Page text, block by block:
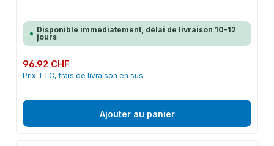
Disponible immédiatement, délai de livraison 10-12
jours
Prix régulier :
96.92 CHF
Prix TTC, frais de livraison en sus
Ajouter au panier